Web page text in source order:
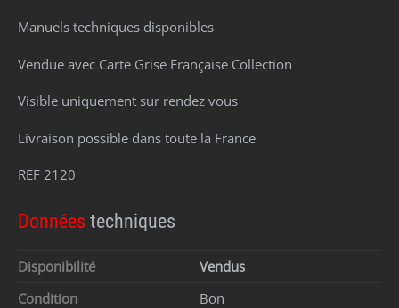
Manuels techniques disponibles
Vendue avec Carte Grise Française Collection
Visible uniquement sur rendez vous
Livraison possible dans toute la France
REF 2120
Données techniques
Disponibilité
Vendus
Condition
Bon